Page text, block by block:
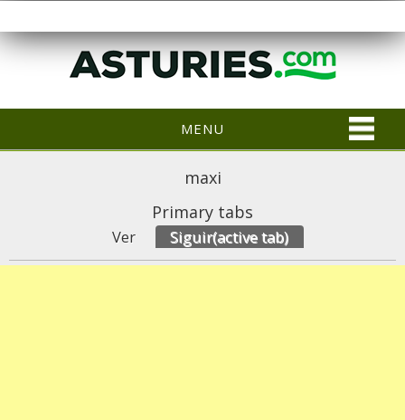
MENU
maxi
Primary tabs
Ver Siguir(active tab)